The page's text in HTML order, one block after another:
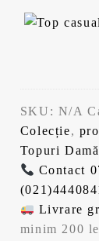
SKU: N/A
Colecție,
Topuri Damă
Contact
Livrare
minim 200